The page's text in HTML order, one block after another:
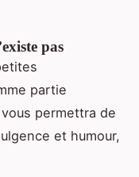
pas
partie
permettra de
et humour,